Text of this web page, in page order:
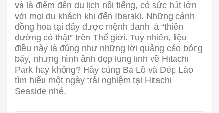
và là điểm đến du lịch nổi tiếng, có sức hút lớn
với mọi du khách khi đến Ibaraki. Những cánh
đồng hoa tại đây được mệnh danh là “thiên
đường có thật” trên Thế giới. Tuy nhiên, liệu
điều này là đúng như những lời quảng cáo bóng
bẩy, những hình ảnh đẹp lung linh về Hitachi
Park hay không? Hãy cùng Ba Lô và Dép Lào
tìm hiểu một ngày trải nghiệm tại Hitachi
Seaside nhé.